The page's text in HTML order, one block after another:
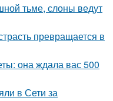
тьме, слоны ведут
превращается в
она ждала вас 500
в Сети за